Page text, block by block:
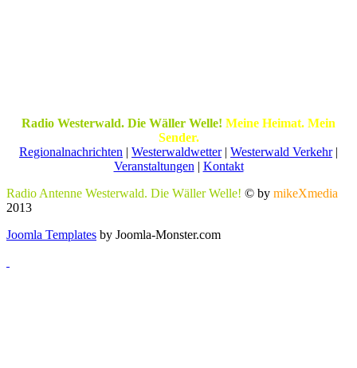
Radio Westerwald. Die Wäller Welle! Meine Heimat. Mein
Sender.
Regionalnachrichten | Westerwaldwetter| Westerwald Verkehr|
Veranstaltungen | Kontakt
Radio Antenne Westerwald. Die Wäller Welle! © by mikeXmedia
2013
Joomla Templates by Joomla-Monster.com